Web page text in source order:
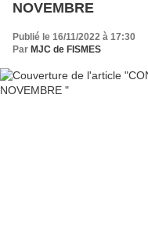
NOVEMBRE
Publié le 16/11/2022 à 17:30
Par MJC de FISMES